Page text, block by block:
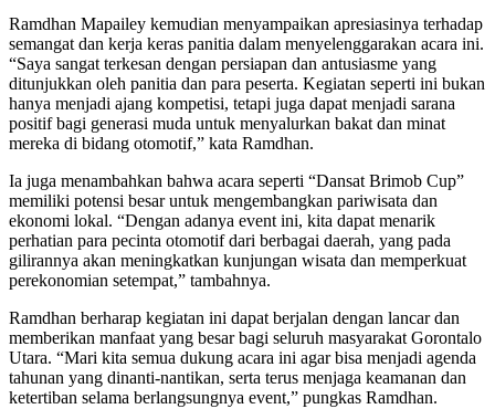
Ramdhan Mapailey kemudian menyampaikan apresiasinya terhadap
semangat dan kerja keras panitia dalam menyelenggarakan acara ini.
“Saya sangat terkesan dengan persiapan dan antusiasme yang
ditunjukkan oleh panitia dan para peserta. Kegiatan seperti ini bukan
hanya menjadi ajang kompetisi, tetapi juga dapat menjadi sarana
positif bagi generasi muda untuk menyalurkan bakat dan minat
mereka di bidang otomotif,” kata Ramdhan.
Ia juga menambahkan bahwa acara seperti “Dansat Brimob Cup”
memiliki potensi besar untuk mengembangkan pariwisata dan
ekonomi lokal. “Dengan adanya event ini, kita dapat menarik
perhatian para pecinta otomotif dari berbagai daerah, yang pada
gilirannya akan meningkatkan kunjungan wisata dan memperkuat
perekonomian setempat,” tambahnya.
Ramdhan berharap kegiatan ini dapat berjalan dengan lancar dan
memberikan manfaat yang besar bagi seluruh masyarakat Gorontalo
Utara. “Mari kita semua dukung acara ini agar bisa menjadi agenda
tahunan yang dinanti-nantikan, serta terus menjaga keamanan dan
ketertiban selama berlangsungnya event,” pungkas Ramdhan.